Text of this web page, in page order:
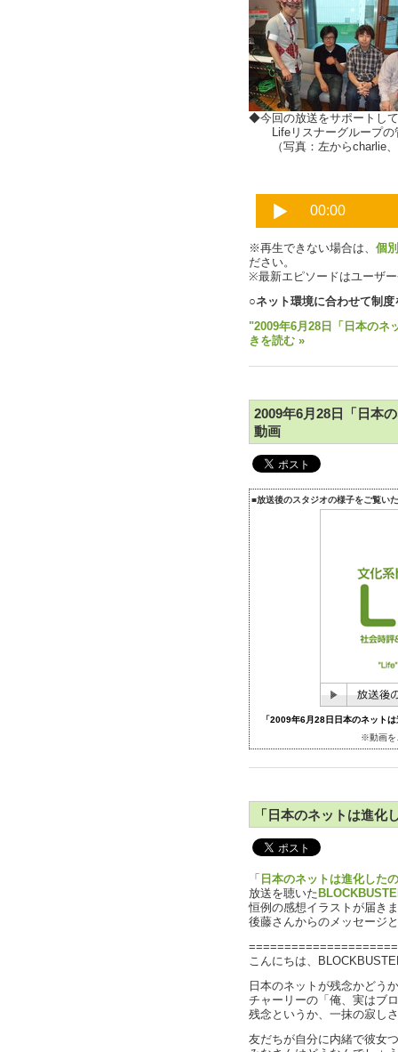
◆今回の放送をサポートし
Lifeリスナーグループの
（写真：左からcharlie、
※再生できない場合は、 個
ださい。
※最新エピソードはユーザ
○ネット環境に合わせて制
"2009年6月28日「日本のネ
きを読む »
2009年6月28日「日本
動画
■放送後のスタジオの様子をご覧い
「2009年6月28日日本のネット
※動画を
「日本のネットは進化
「 日本のネットは進化した
放送を聴いた
恒例の感想イラストが届き
後藤さんからのメッセージ
こんにちは、
日本のネットが残念かどう
チャーリーの「俺、実はブ
残念というか、一抹の寂し
友だちが自分に内緒で彼女